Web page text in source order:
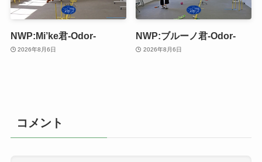
NWP:Mi’ke君-Odor-
2026年8月6日
NWP:ブルーノ君-Odor-
2026年8月6日
コメント